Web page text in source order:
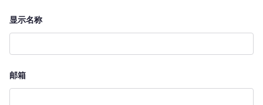
显示名称
邮箱